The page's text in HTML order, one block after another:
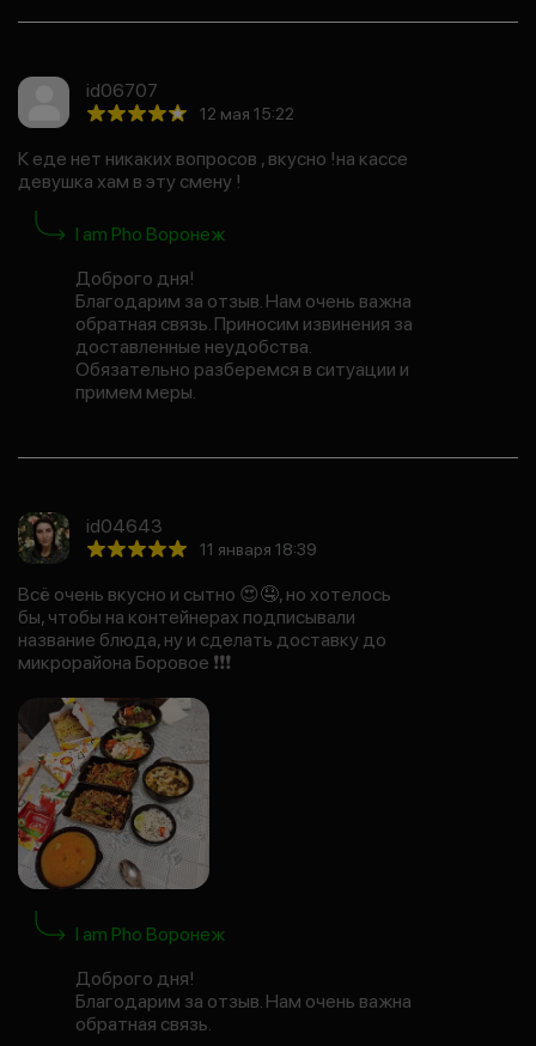
id06707
12 мая 15:22
К еде нет никаких вопросов , вкусно !на кассе
девушка хам в эту смену !
I am Pho Воронеж
Доброго дня!
Благодарим за отзыв. Нам очень важна
обратная связь. Приносим извинения за
доставленные неудобства.
Обязательно разберемся в ситуации и
примем меры.
id04643
11 января 18:39
Всё очень вкусно и сытно 😍🤤, но хотелось
бы, чтобы на контейнерах подписывали
название блюда, ну и сделать доставку до
микрорайона Боровое ❗️❗️❗️
I am Pho Воронеж
Доброго дня!
Благодарим за отзыв. Нам очень важна
обратная связь.